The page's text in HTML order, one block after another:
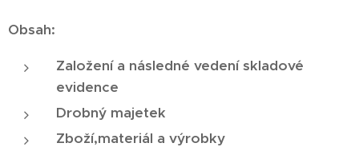
Obsah:
Založení a následné vedení skladové
evidence
Drobný majetek
Zboží,materiál a výrobky